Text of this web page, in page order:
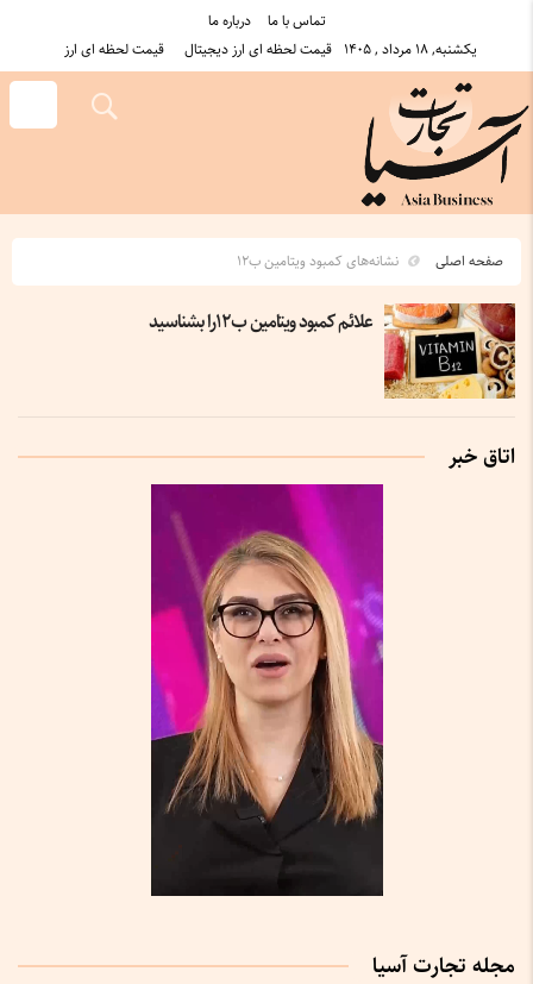
درباره ما
تماس با ما
یکشنبه, ۱۸ مرداد , ۱۴۰۵
قیمت لحظه ای ارز دیجیتال قیمت لحظه ای ارز
صفحه اصلی نشانه‌های کمبود ویتامین ب۱۲
علائم کمبود ویتامین ب۱۲را بشناسید
اتاق خبر
مجله تجارت آسیا